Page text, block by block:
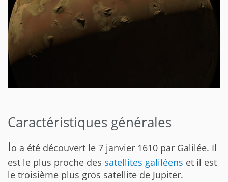
Caractéristiques générales
Io a été découvert le 7 janvier 1610 par Galilée. Il
est le plus proche des satellites galiléens et il est
le troisième plus gros satellite de Jupiter.